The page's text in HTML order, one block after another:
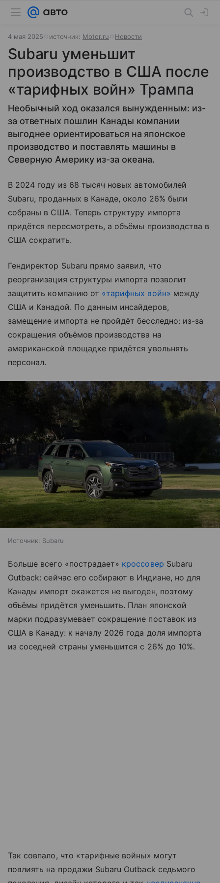
4 мая 2025 источник: Motor.ru Новости
Subaru уменьшит
производство в США после
«тарифных войн» Трампа
Необычный ход оказался вынужденным: из-
за ответных пошлин Канады компании
выгоднее ориентироваться на японское
производство и поставлять машины в
Северную Америку из-за океана.
В 2024 году из 68 тысяч новых автомобилей
Subaru, проданных в Канаде, около 26% были
собраны в США. Теперь структуру импорта
придётся пересмотреть, а объёмы производства в
США сократить.
Гендиректор Subaru прямо заявил, что
реорганизация структуры импорта позволит
защитить компанию от «тарифных войн» между
США и Канадой. По данным инсайдеров,
замещение импорта не пройдёт бесследно: из-за
сокращения объёмов производства на
американской площадке придётся увольнять
персонал.
Источник: Subaru
Больше всего «пострадает» кроссовер Subaru
Outback: сейчас его собирают в Индиане, но для
Канады импорт окажется не выгоден, поэтому
объёмы придётся уменьшить. План японской
марки подразумевает сокращение поставок из
США в Канаду: к началу 2026 года доля импорта
из соседней страны уменьшится с 26% до 10%.
Так совпало, что «тарифные войны» могут
повлиять на продажи Subaru Outback седьмого